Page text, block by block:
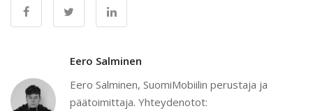
Eero Salminen
Eero Salminen, SuomiMobiilin perustaja ja
päätoimittaja. Yhteydenotot: